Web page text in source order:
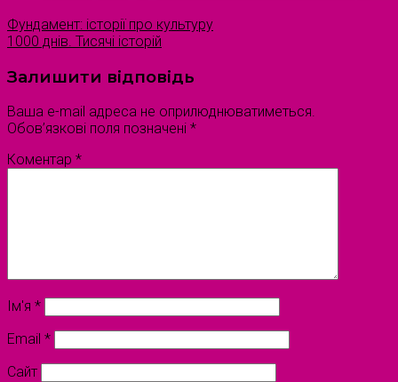
Фундамент: історії про культуру
1000 днів. Тисячі історій
Залишити відповідь
Ваша e-mail адреса не оприлюднюватиметься.
Обов’язкові поля позначені *
Коментар *
Ім'я *
Email *
Сайт